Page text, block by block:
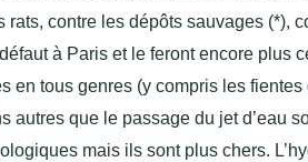
rats, contre les dépôts sauvages (*),
à Paris et le feront encore plus
en tous genres (y compris les
autres que le passage du jet d’eau
mais ils sont plus chers.